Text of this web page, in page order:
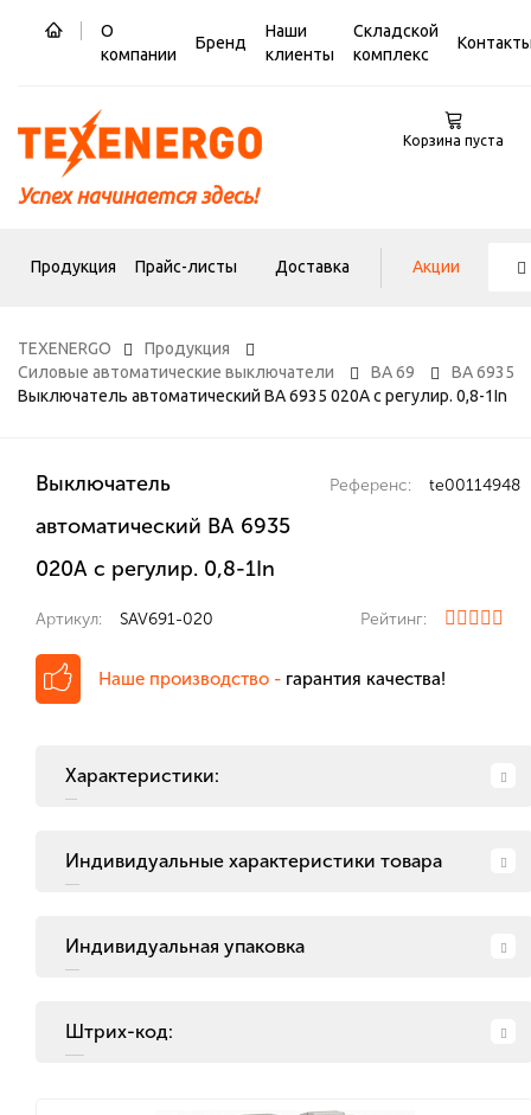
О
компании
Бренд
Наши
клиенты
Складской
комплекс
Успех начинается здесь!
Корзина пуста
Продукция Прайс-листы Доставка Акции
TEXENERGO
Продукция
Силовые автоматические выключатели
ВА 69
ВА 6935
Выключатель автоматический ВА 6935 020А с регулир. 0,8-1In
Выключатель
автоматический ВА 6935
020А с регулир. 0,8-1In
Референс: te00114948
Артикул: SAV691-020 Рейтинг:
Наше производство - гарантия качества!
Характеристики:
Индивидуальные характеристики товара
Индивидуальная упаковка
Штрих-код: